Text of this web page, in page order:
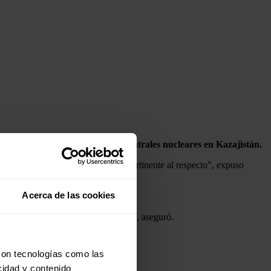
Acerca de las cookies
tecnologías como las
y contenido
proyecto de construcción de centrales nucleares en Kazajistán.
de industria realicen el trabajo pertinente al respecto", expuso
y que finalizarán próximamente", aseguró.